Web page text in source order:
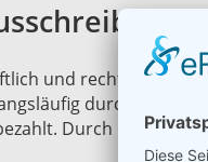
und rechtssicher
durch
Durch